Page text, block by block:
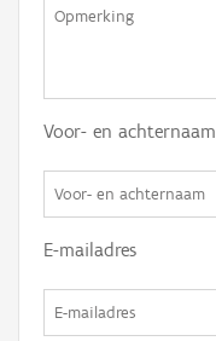
Voor- en achternaam
E-mailadres